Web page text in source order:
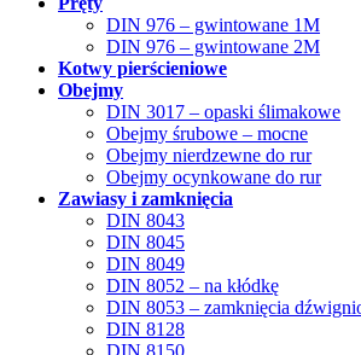
DIN 976 – gwintowane 1M
DIN 976 – gwintowane 2M
Kotwy pierścieniowe
Obejmy
DIN 3017 – opaski ślimakowe
Obejmy śrubowe – mocne
Obejmy nierdzewne do rur
Obejmy ocynkowane do rur
Zawiasy i zamknięcia
DIN 8043
DIN 8045
DIN 8049
DIN 8052 – na kłódkę
DIN 8053 – zamknięcia
DIN 8128